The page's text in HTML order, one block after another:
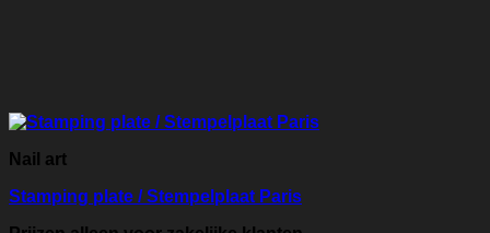
Nail art
Stamping plate / Stempelplaat Paris